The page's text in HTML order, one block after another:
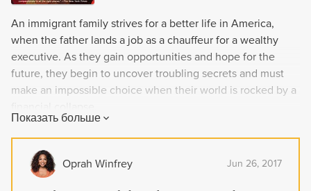
An immigrant family strives for a better life in America,
when the father lands a job as a chauffeur for a wealthy
executive. As they gain opportunities and hope for the
future, they begin to uncover troubling secrets and must
make an impossible choice when their world is rocked by a
Показать больше
Oprah Winfrey Jun 26, 2017